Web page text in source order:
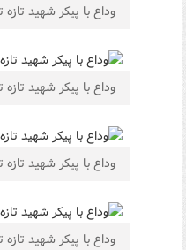
وداع با پیکر شهید
وداع با پیکر شهید
وداع با پیکر شهید
وداع با پیکر شهید